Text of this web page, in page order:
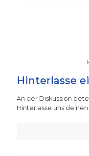
Hinterlasse
An der Diskussion
Hinterlasse uns